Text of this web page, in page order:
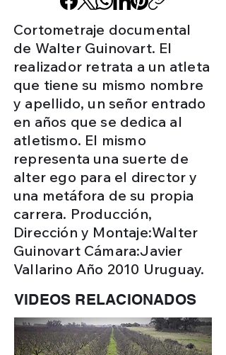
Cortometraje documental
de Walter Guinovart. El
realizador retrata a un atleta
que tiene su mismo nombre
y apellido, un señor entrado
en años que se dedica al
atletismo. El mismo
representa una suerte de
alter ego para el director y
una metáfora de su propia
carrera. Producción,
Dirección y Montaje:Walter
Guinovart Cámara:Javier
Vallarino Año 2010 Uruguay.
VIDEOS RELACIONADOS